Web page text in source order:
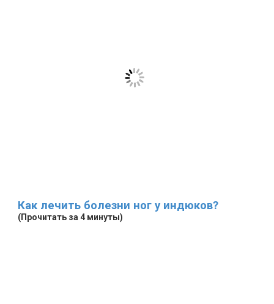
Как лечить болезни ног у индюков?
(Прочитать за 4 минуты)